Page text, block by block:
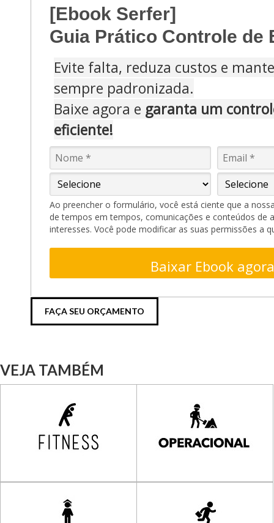
[Ebook Serfer]
Guia Prático Controle de
Evite falta, reduza custos e
sempre padronizada.
Baixe agora e garanta um
eficiente!
Ao preencher o formulário, você está ciente que a
de tempos em tempos, comunicações e conteúdos de
interesses. Você pode modificar as suas permissões a
Baixar Ebook
FAÇA SEU ORÇAMENTO
VEJA TAMBÉM